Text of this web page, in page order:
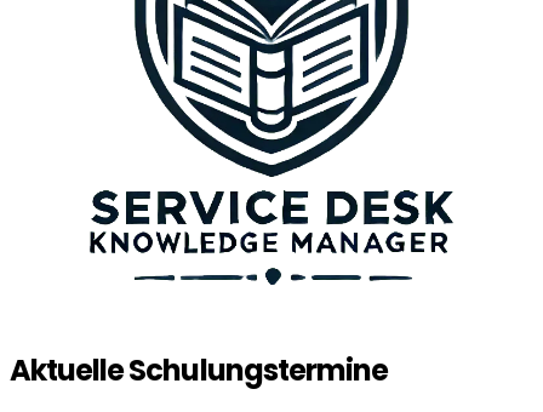
Aktuelle Schulungstermine